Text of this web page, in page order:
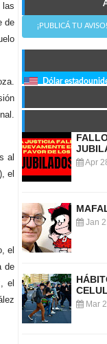
las
de
al
el
el
de
el
¡PUBLICÁ TU AVISO!
Dólar
Apr
Jan
Mar